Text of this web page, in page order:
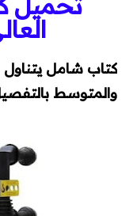
كتاب شامل يتناول
والمتوسط